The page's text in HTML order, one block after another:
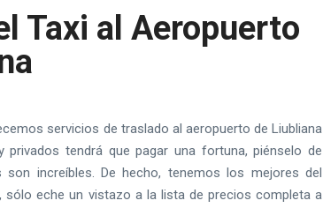
Taxi al Aeropuerto
servicios de traslado al aeropuerto de Liubliana
privados tendrá que pagar una fortuna, piénselo de
son increíbles. De hecho, tenemos los mejores del
sólo eche un vistazo a la lista de precios completa a